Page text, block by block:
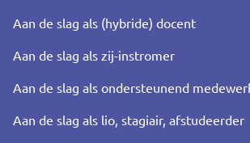
Aan de slag als (hybride) docent
Aan de slag als zij-instromer
Aan de slag als ondersteunend
Aan de slag als lio, stagiair, afstudeerder